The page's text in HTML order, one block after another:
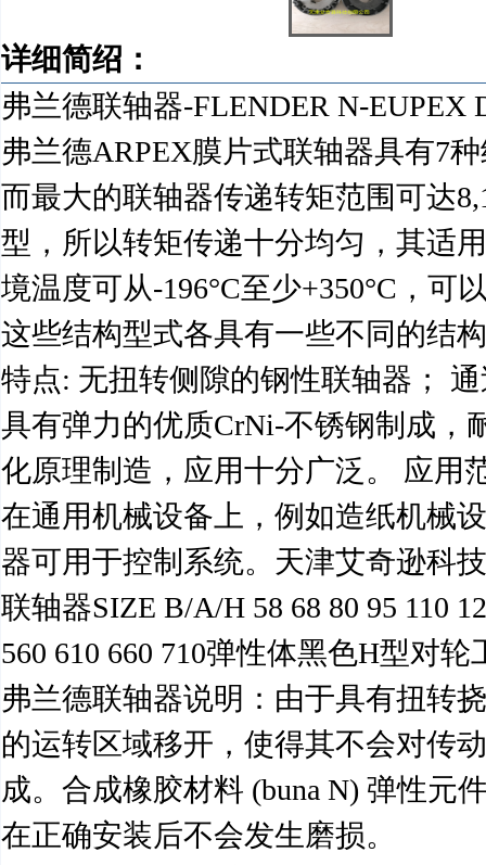
详细简绍：
弗兰德联轴器-FLENDER N-EUPEX
弗兰德ARPEX膜片式联轴器具有7
而最大的联轴器传递转矩范围可达
型，所以转矩传递十分均匀，其适
境温度可从-196°C至少+350°C，可
这些结构型式各具有一些不同的结
特点: 无扭转侧隙的钢性联轴器；
具有弹力的优质CrNi-不锈钢制成，
化原理制造，应用十分广泛。 应用
在通用机械设备上，例如造纸机械
器可用于控制系统。天津艾奇逊科
联轴器SIZE B/A/H 58 68 80 95 110
560 610 660 710弹性体黑色H型对
弗兰德联轴器说明：由于具有扭转
的运转区域移开，使得其不会对传
成。合成橡胶材料 (buna N) 弹性元
在正确安装后不会发生磨损。